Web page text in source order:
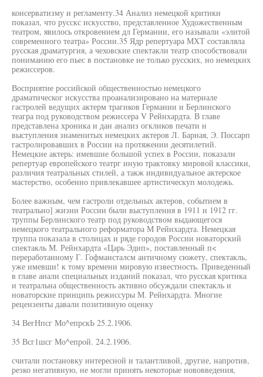
консерватизму и регламенту.34 Анализ немецкой критики
показал, что русскс искусство, представленное Художественным
театром, явилось откровением дл Германии, его называли «элитой
современного театра» России.35 Ядр репертуара МХТ составляла
русская драматургия, а чеховские спектакли театр способствовали
пониманию его пьес в постановке не только русских, но немецких
режиссеров.
Восприятие российской общественностью немецкого
драматическог искусства проанализировано на материале
гастролей ведущих актерм трагиков Германии и Берлинского
теагра под руководством режиссера V Рейнхардта. В главе
представлена хроника и дан анализ огкликов печати н
выступления знаменитых немецких актеров Л. Барная, Э. Поссарп
гастролировавших в России на протяжении десятилетий.
Немецкие актерь: имевшие большой успех в России, показали
репертуар европейского театрг иную трактовку мировой классики,
различия театральных стилей, а такж индивидуальное актерское
мастерство, особенно привлекавшее артистическуп молодежь.
Более важным, чем гастроли отдельных актеров, событием в
театрально] жизни России были выступления в 1911 и 1912 гг.
труппы Берлинского театр под руководством выдающегося
немецкого театрального реформатора М Рейнхардта. Немецкая
труппа показала в столицах и ряде городов России новаторский
спектакль М. Рейнхардта «Царь Эдип», поставленный п<
переработанному Г. Гофмансталсм античному сюжету, спектакль,
уже имевши! к тому времени мировую известность. Приведенный
в главе анали специальных изданий показал, что русская критика
и театральна общественность активно обсуждали спектакль и
новаторские принципь режиссуры М. Рейнхардта. Многие
рецензенты давали позитивную оценку
34 ВегНпсг Мо^епрскЬ 25.2.1906.
35 Всг1шсг Мо^епрой. 24.2.1906.
считали постановку интересной и талантливой, другие, напротив,
резко негативную, не могли принять некоторые нововведения,